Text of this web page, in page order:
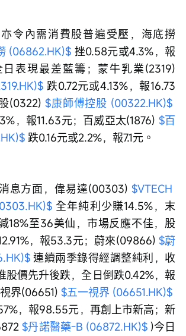
內需消費股普遍受壓，海底撈
(06862.HK)$ 挫0.58元或4.3%，報
日表現最差藍籌；蒙牛乳業(2319)
跌0.72元或4.13%，報16.73
(0322) $康師傅控股 (00322.HK)$
，報11.63元；百威亞太(1876) $百
跌0.16元或2.2%，報7.1元。
方面，偉易達(00303) $VTECH
全年純利少賺14.5%，末
18%至36美仙，市場反應不佳，股
，報53.3元；蔚來(09866) $蔚
連續兩季錄得經調整純利，收
股價先升後跌，全日倒跌0.42%，報
界(06651) $五一視界 (06651.HK)$
，報98.55元，再創上市新高；新
$丹諾醫藥-B (06872.HK)$ )今日